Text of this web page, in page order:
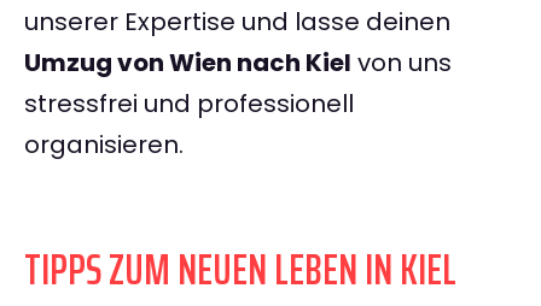
unserer Expertise und lasse deinen
Umzug von Wien nach Kiel von uns
stressfrei und professionell
organisieren.
TIPPS ZUM NEUEN LEBEN IN KIEL